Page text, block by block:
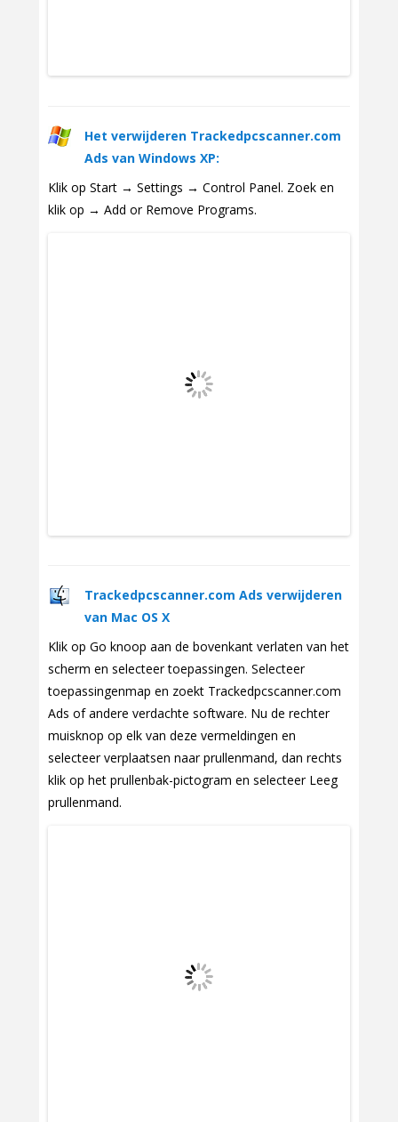
Het verwijderen Trackedpcscanner.com
Ads van Windows XP:
Klik op Start → Settings → Control Panel. Zoek en
klik op → Add or Remove Programs.
Trackedpcscanner.com Ads verwijderen
van Mac OS X
Klik op Go knoop aan de bovenkant verlaten van het
scherm en selecteer toepassingen. Selecteer
toepassingenmap en zoekt Trackedpcscanner.com
Ads of andere verdachte software. Nu de rechter
muisknop op elk van deze vermeldingen en
selecteer verplaatsen naar prullenmand, dan rechts
klik op het prullenbak-pictogram en selecteer Leeg
prullenmand.